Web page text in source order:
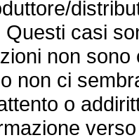
Questi casi
non
non ci
o